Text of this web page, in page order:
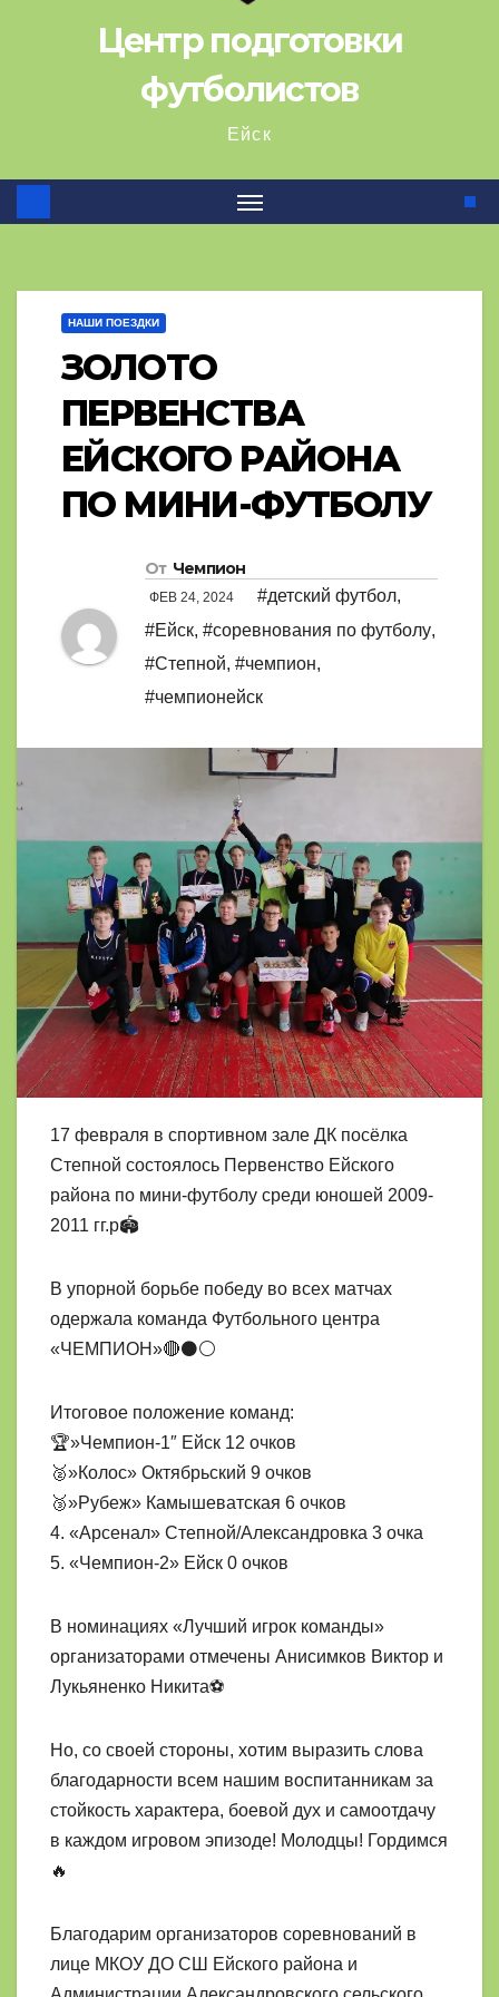
Центр подготовки
футболистов
Ейск
НАШИ ПОЕЗДКИ
ЗОЛОТО
ПЕРВЕНСТВА
ЕЙСКОГО РАЙОНА
ПО МИНИ-ФУТБОЛУ
От Чемпион
ФЕВ 24, 2024 #детский футбол,
#Ейск, #соревнования по футболу,
#Степной, #чемпион,
#чемпионейск
17 февраля в спортивном зале ДК посёлка
Степной состоялось Первенство Ейского
района по мини-футболу среди юношей 2009-
2011 гг.р🏟
В упорной борьбе победу во всех матчах
одержала команда Футбольного центра
«ЧЕМПИОН»🔴⚫⚪
Итоговое положение команд:
🏆»Чемпион-1″ Ейск 12 очков
🥈»Колос» Октябрьский 9 очков
🥉»Рубеж» Камышеватская 6 очков
4. «Арсенал» Степной/Александровка 3 очка
5. «Чемпион-2» Ейск 0 очков
В номинациях «Лучший игрок команды»
организаторами отмечены Анисимков Виктор и
Лукьяненко Никита⚽
Но, со своей стороны, хотим выразить слова
благодарности всем нашим воспитанникам за
стойкость характера, боевой дух и самоотдачу
в каждом игровом эпизоде! Молодцы! Гордимся
🔥
Благодарим организаторов соревнований в
лице МКОУ ДО СШ Ейского района и